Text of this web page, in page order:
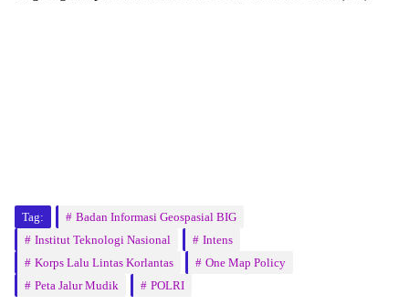
Tag:
Badan Informasi Geospasial BIG
Institut Teknologi Nasional
Intens
Korps Lalu Lintas Korlantas
One Map Policy
Peta Jalur Mudik
POLRI